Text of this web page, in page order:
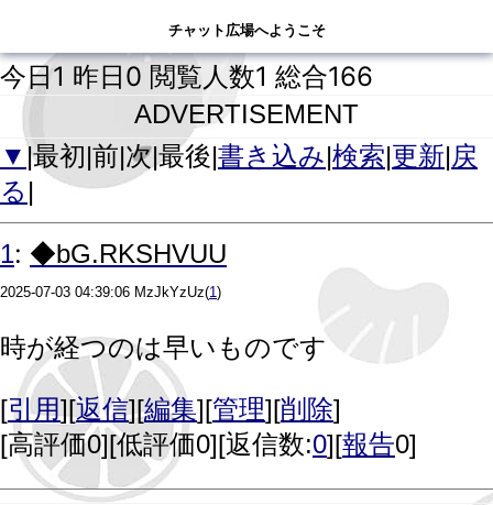
チャット広場へようこそ
チャット広場へようこそ
今日1 昨日0 閲覧人数1 総合166
ADVERTISEMENT
▼ |最初|前|次|最後|書き込み|検索|更新|戻
る |
1: ◆bG.RKSHVUU
2025-07-03 04:39:06 MzJkYzUz(1)
時が経つのは早いものです
[引用][返信][編集][管理][削除]
[高評価0][低評価0][返信数:0][報告0]